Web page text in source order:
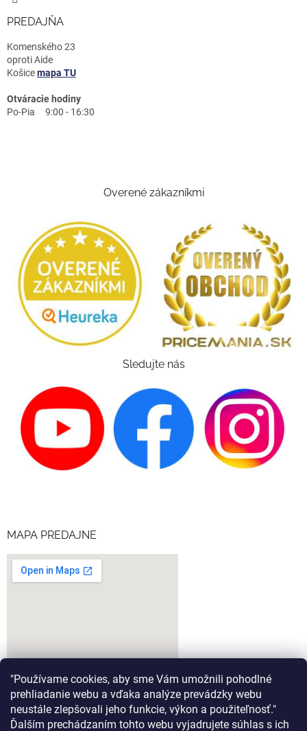
"Používame cookies, aby sme Vám umožnili pohodlné
prehliadanie webu a vďaka analýze prevádzky webu
neustále zlepšovali jeho funkcie, výkon a použiteľnosť."
Ďalším prechádzaním tohto webu vyjadrujete súhlas s ich
PREDAJŇA
Komenského 23
oproti Aide
Košicemapa TU
Otváracie hodiny
Po-Pia 9:00 - 16:30
Overené zákazníkmi
Sledujte nás
MAPA PREDAJNE